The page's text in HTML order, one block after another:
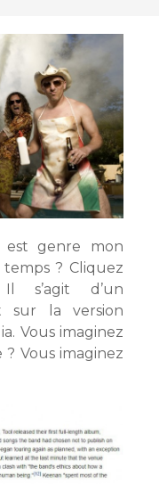
est genre mon
? Cliquez
Il s’agit d’un
sur la version
Vous imaginez
? Vous imaginez